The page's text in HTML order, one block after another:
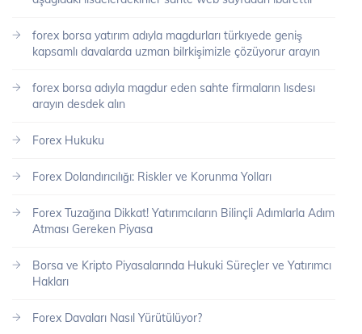
forex borsa yatırım adıyla magdurları türkıyede geniş
kapsamlı davalarda uzman bilrkişimizle çözüyorur arayın
forex borsa adıyla magdur eden sahte firmaların lısdesı
arayın desdek alın
Forex Hukuku
Forex Dolandırıcılığı: Riskler ve Korunma Yolları
Forex Tuzağına Dikkat! Yatırımcıların Bilinçli Adımlarla Adım
Atması Gereken Piyasa
Borsa ve Kripto Piyasalarında Hukuki Süreçler ve Yatırımcı
Hakları
Forex Davaları Nasıl Yürütülüyor?